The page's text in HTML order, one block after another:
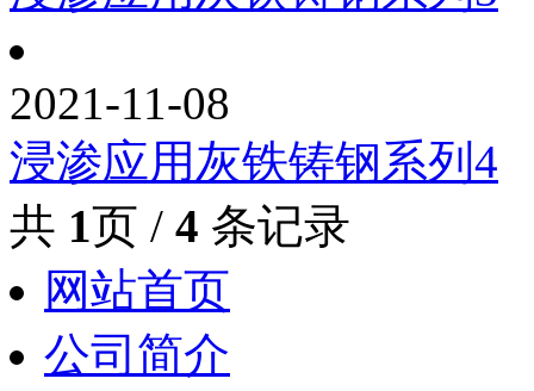
2021-11-08
浸渗应用灰铁铸钢系列4
共 1页 / 4 条记录
网站首页
公司简介